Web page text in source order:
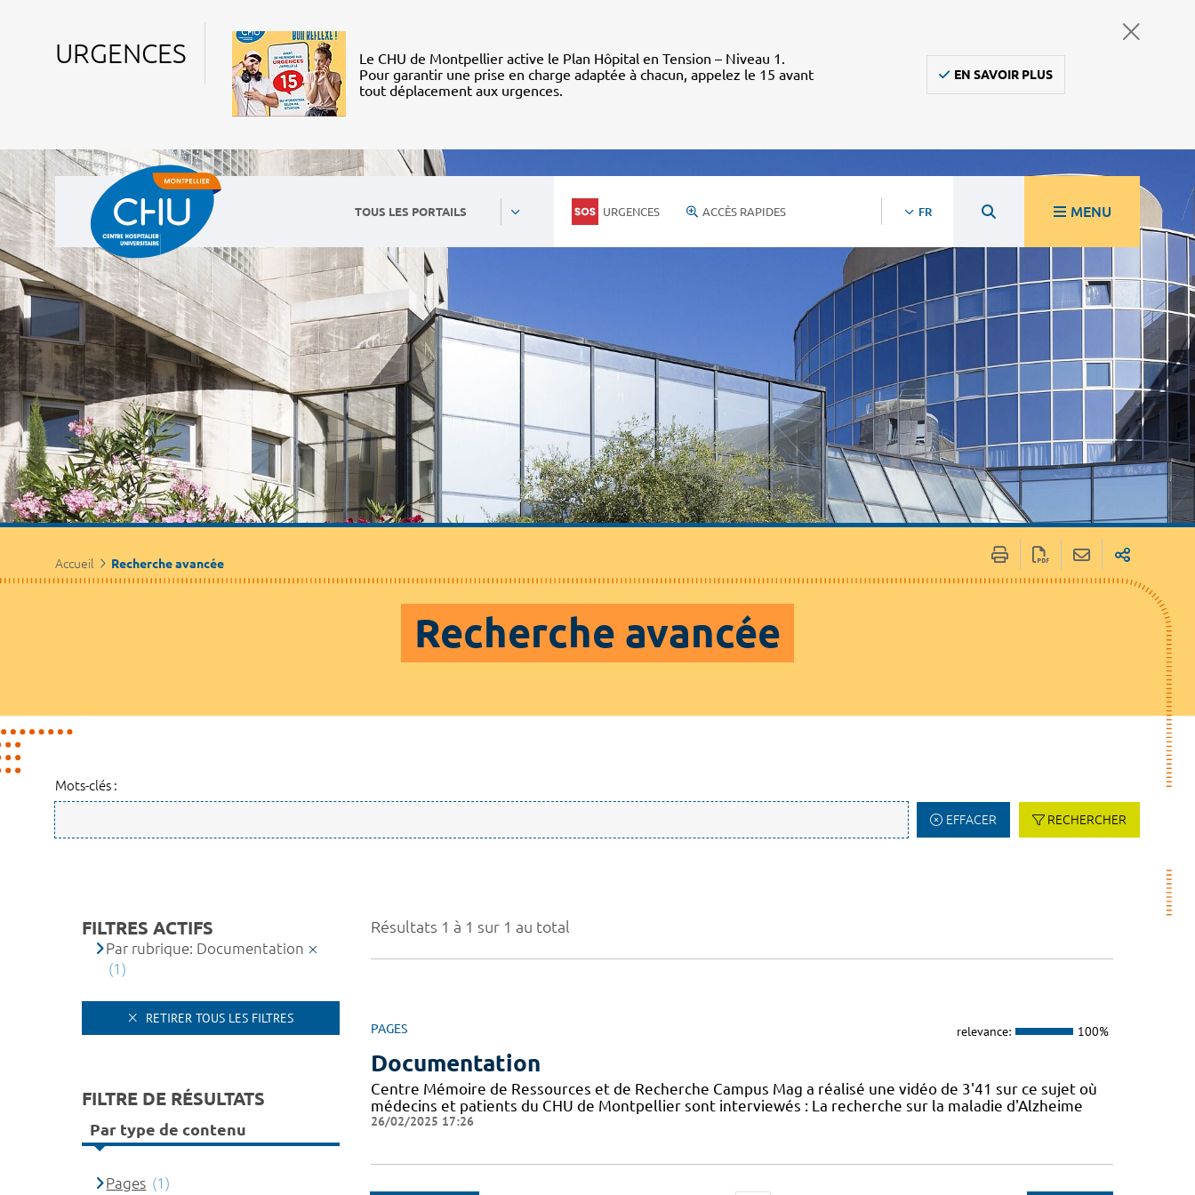
URGENCES
Le CHU de Montpellier active le Plan Hôpital en Tension – Niveau 1.
Pour garantir une prise en charge adaptée à chacun, appelez le 15 avant
tout déplacement aux urgences.
EN SAVOIR PLUS
TOUS LES PORTAILS URGENCES ACCÈS RAPIDES FR MENU
Accueil Recherche avancée
Recherche avancée
Mots-clés :
EFFACER RECHERCHER
Résultats 1 à 1 sur 1 au total
PAGES relevance: 100%
Documentation
Centre Mémoire de Ressources et de Recherche Campus Mag a réalisé une vidéo de 3'41 sur ce sujet où
médecins et patients du CHU de Montpellier sont interviewés : La recherche sur la maladie d'Alzheime
26/02/2025 17:26
FILTRES ACTIFS
Par rubrique: Documentation
(1)
RETIRER TOUS LES FILTRES
FILTRE DE RÉSULTATS
Par type de contenu
Pages (1)